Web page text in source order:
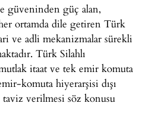
güç alan,
ortamda dile getiren Türk
ve adli mekanizmalar sürekli
Türk Silahlı
itaat ve tek emir komuta
komuta hiyerarşisi dışı
verilmesi söz konusu